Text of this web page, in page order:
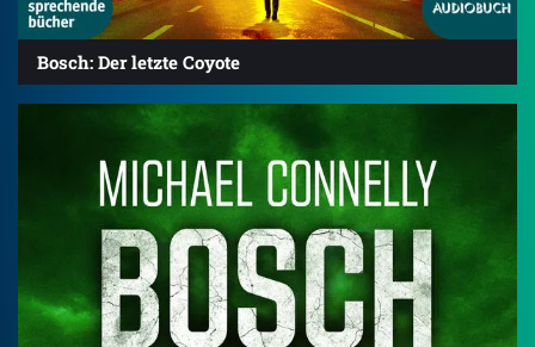
Bosch: Der letzte Coyote